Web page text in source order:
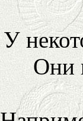
У
Они